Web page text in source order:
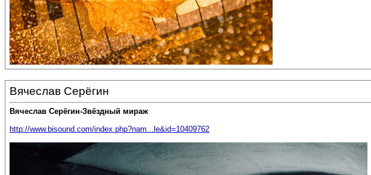
Вячеслав Серёгин
Вячеслав Серёгин-Звёздный мираж
http://www.bisound.com/index.php?nam...le&id=10409762